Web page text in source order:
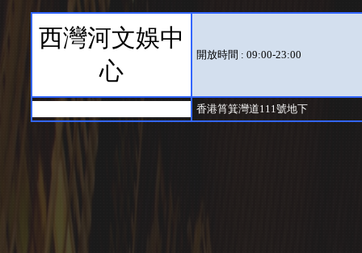
西灣河文娛中
心
開放時間 : 09:00-23:00
香港筲箕灣道111號地下